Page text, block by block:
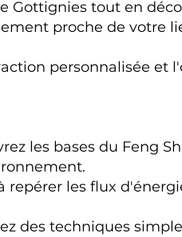
Gottignies tout en
proche de votre
personnalisée et
les bases du Feng
repérer les flux
des techniques